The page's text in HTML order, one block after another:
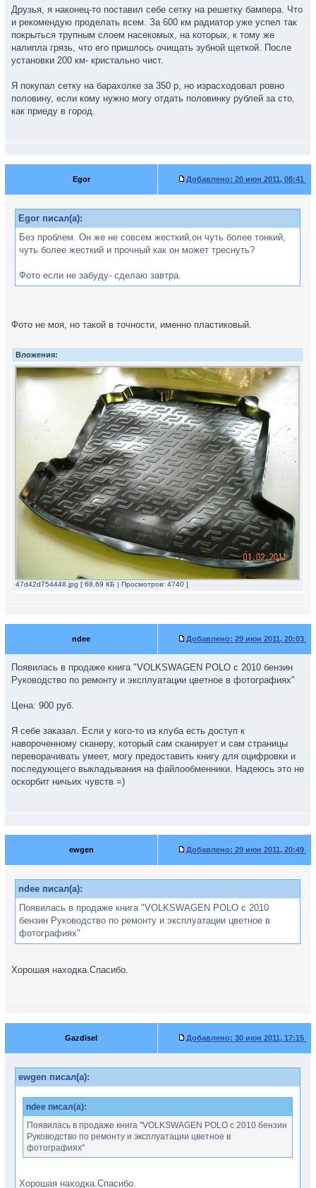
Друзья, я наконец-то поставил себе сетку на решетку бампера. Что
и рекомендую проделать всем. За 600 км радиатор уже успел так
покрыться трупным слоем насекомых, на которых, к тому же
налипла грязь, что его пришлось очищать зубной щеткой. После
установки 200 км- кристально чист.
Я покупал сетку на барахолке за 350 р, но израсходовал ровно
половину, если кому нужно могу отдать половинку рублей за сто,
как приеду в город.
Egor Добавлено: 20 июн 2011, 08:41
Egor писал(а):
Без проблем. Он же не совсем жесткий,он чуть более тонкий,
чуть более жесткий и прочный как он может треснуть?
Фото если не забуду- сделаю завтра.
Фото не моя, но такой в точности, именно пластиковый.
Вложения:
47d42d754448.jpg [ 68.69 КБ | Просмотров: 4740 ]
ndee Добавлено: 29 июн 2011, 20:03
Появилась в продаже книга "VOLKSWAGEN POLO с 2010 бензин
Руководство по ремонту и эксплуатации цветное в фотографиях"
Цена: 900 руб.
Я себе заказал. Если у кого-то из клуба есть доступ к
навороченному сканеру, который сам сканирует и сам страницы
переворачивать умеет, могу предоставить книгу для оцифровки и
последующего выкладывания на файлообменники. Надеюсь это не
оскорбит ничьих чувств =)
ewgen Добавлено: 29 июн 2011, 20:49
ndee писал(а):
Появилась в продаже книга "VOLKSWAGEN POLO с 2010
бензин Руководство по ремонту и эксплуатации цветное в
фотографиях"
Хорошая находка.Спасибо.
Gazdisel Добавлено: 30 июн 2011, 17:15
ewgen писал(а):
ndee писал(а):
Появилась в продаже книга "VOLKSWAGEN POLO с 2010 бензин
Руководство по ремонту и эксплуатации цветное в
фотографиях"
Хорошая находка.Спасибо.